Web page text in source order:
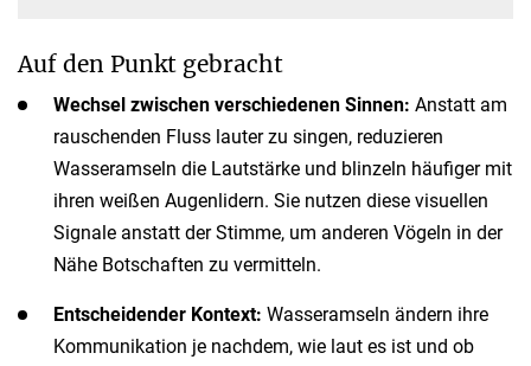
Auf den Punkt gebracht
Wechsel zwischen verschiedenen Sinnen: Anstatt am
rauschenden Fluss lauter zu singen, reduzieren
Wasseramseln die Lautstärke und blinzeln häufiger mit
ihren weißen Augenlidern. Sie nutzen diese visuellen
Signale anstatt der Stimme, um anderen Vögeln in der
Nähe Botschaften zu vermitteln.
Entscheidender Kontext: Wasseramseln ändern ihre
Kommunikation je nachdem, wie laut es ist und ob